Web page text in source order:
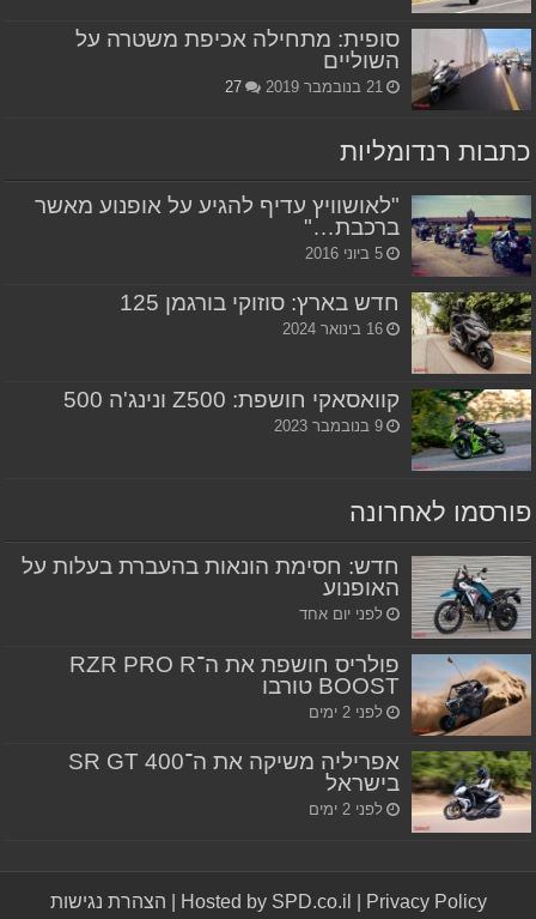
סופית: מתחילה אכיפת משטרה על
השוליים
21 בנובמבר 2019 27
כתבות רנדומליות
"לאושוויץ עדיף להגיע על אופנוע מאשר
ברכבת…"
5 ביוני 2016
חדש בארץ: סוזוקי בורגמן 125
16 בינואר 2024
קוואסאקי חושפת: Z500 ונינג'ה 500
9 בנובמבר 2023
פורסמו לאחרונה
חדש: חסימת הונאות בהעברת בעלות על
האופנוע
לפני יום אחד
פולריס חושפת את ה־RZR PRO R
BOOST טורבו
לפני 2 ימים
אפריליה משיקה את ה־SR GT 400
בישראל
לפני 2 ימים
Hosted by SPD.co.il Privacy Policy הצהרת נגישות